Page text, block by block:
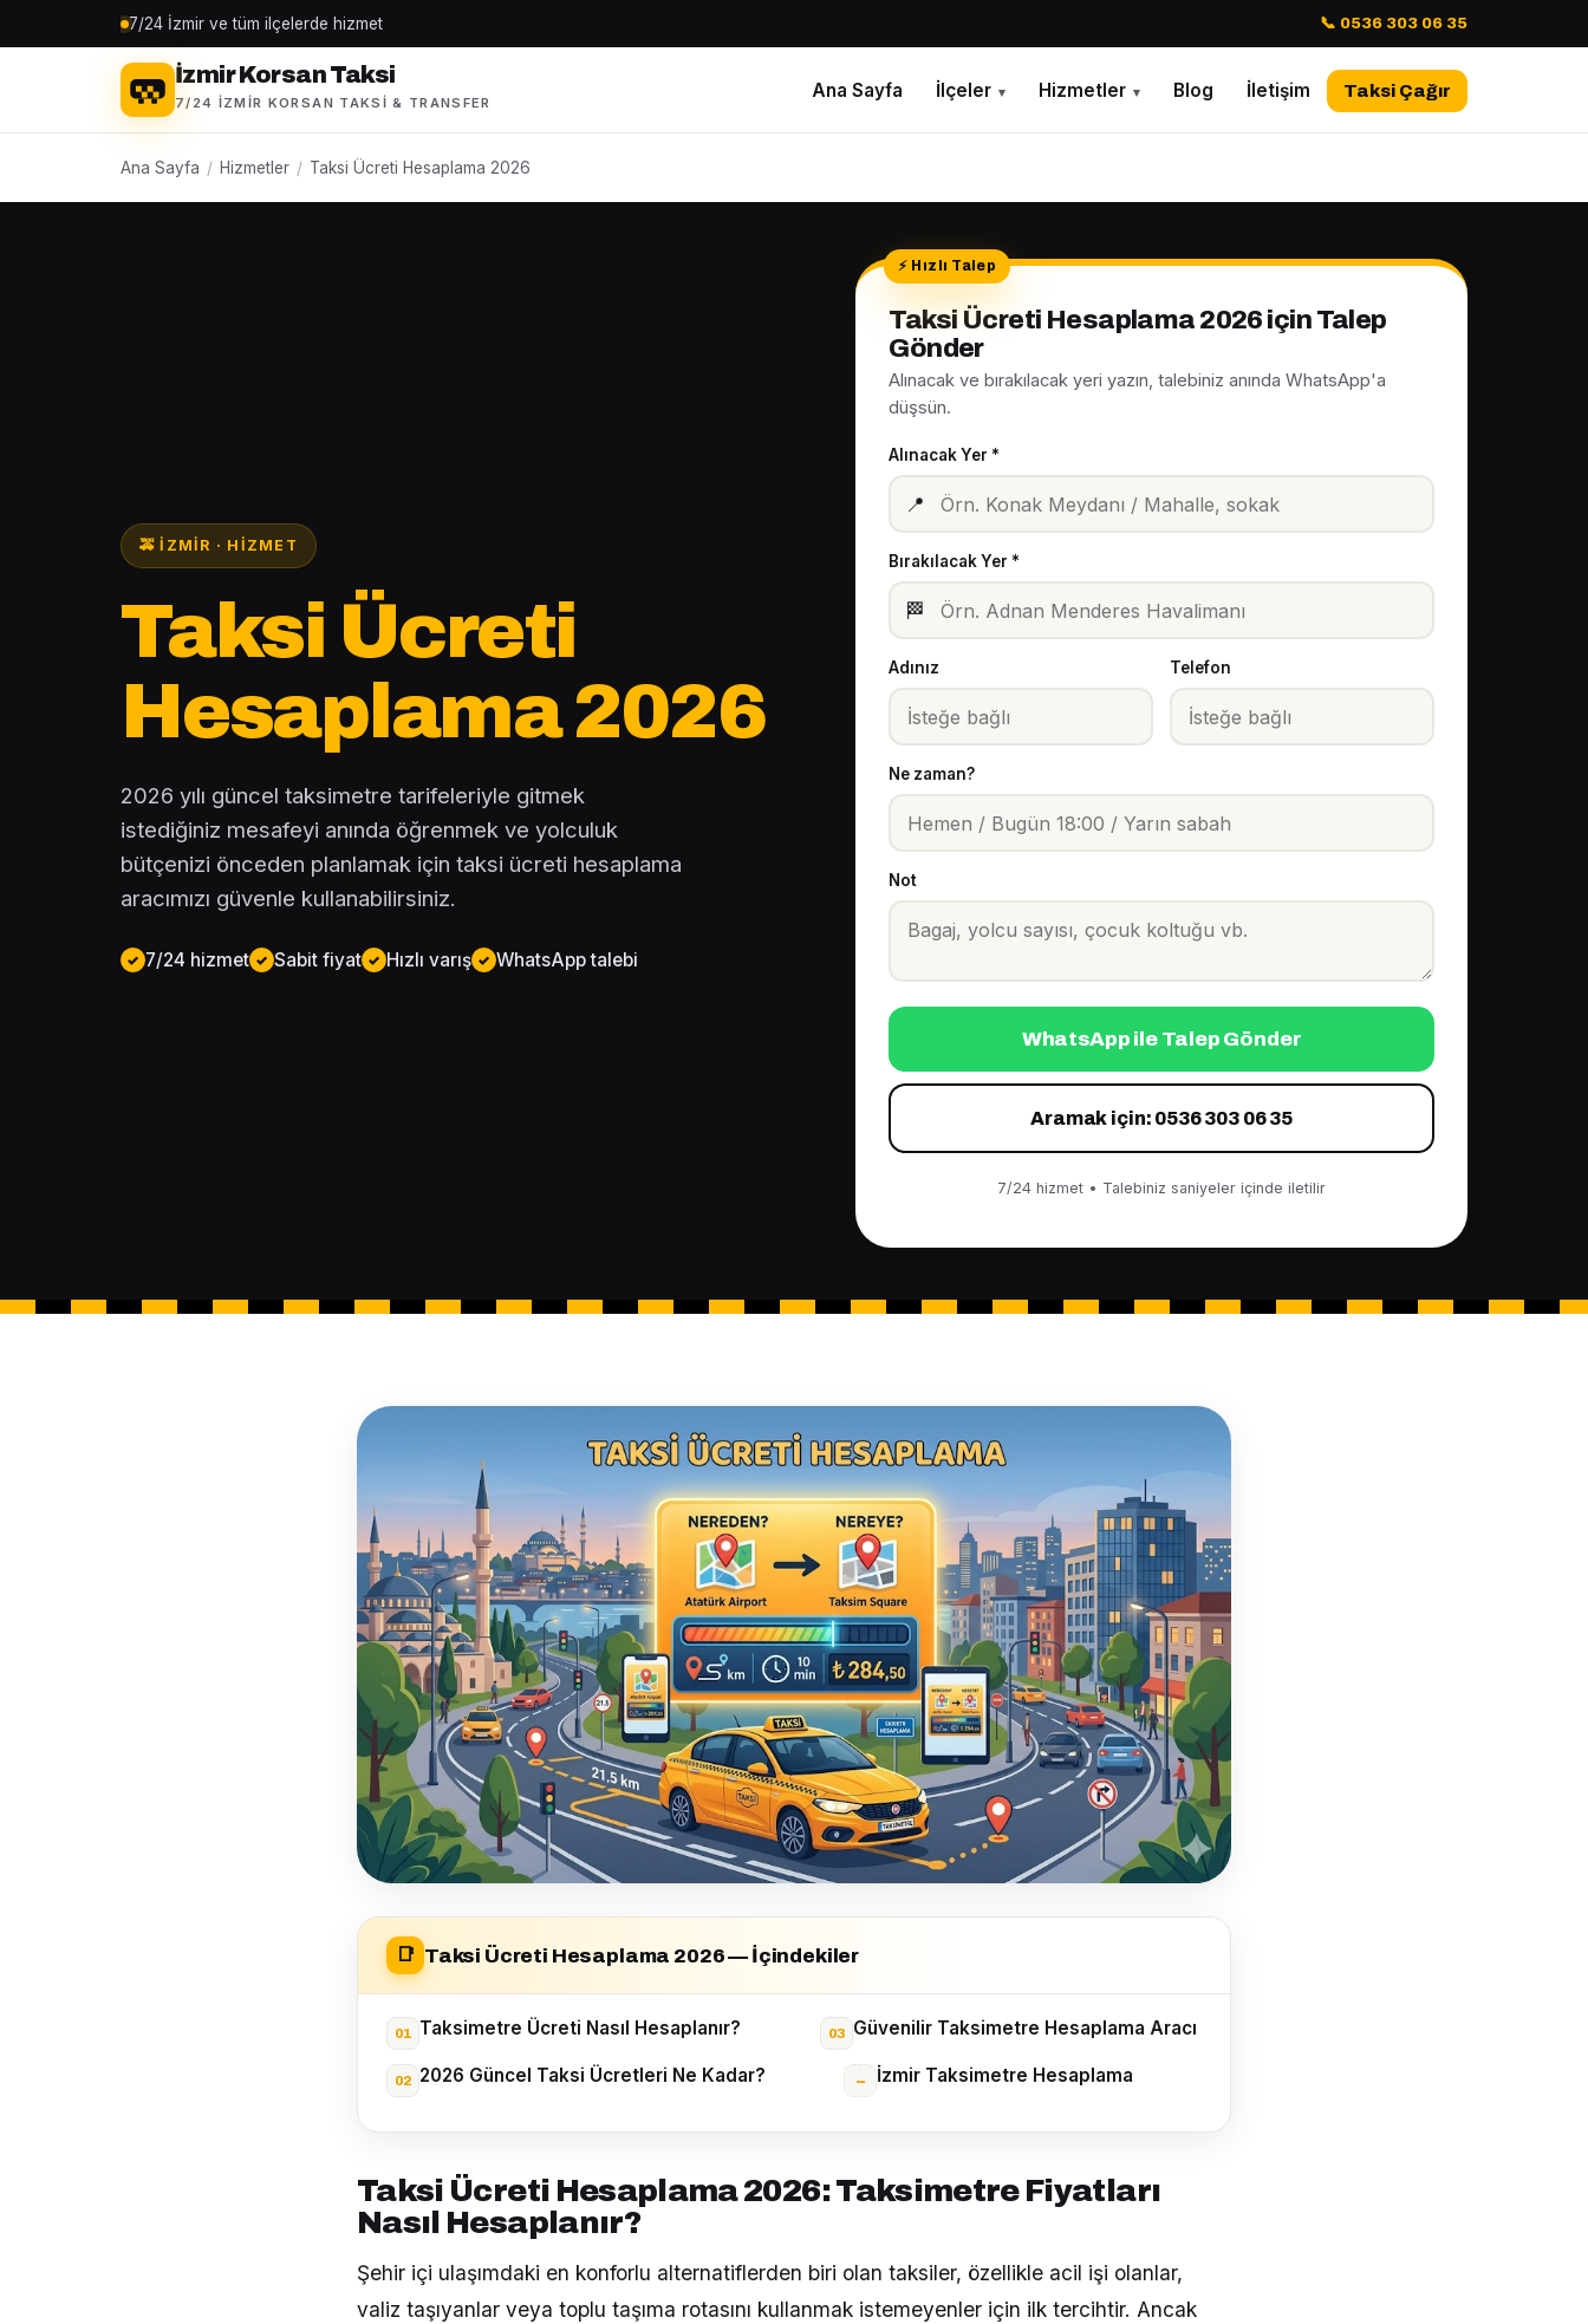
7/24 İzmir ve tüm ilçelerde hizmet 📞 0536 303 06 35
İzmir Korsan Taksi
7/24 İZMIR KORSAN TAKSI & TRANSFER
Ana Sayfa İlçeler ▾ Hizmetler ▾ Blog İletişim Taksi Çağır
Ana Sayfa / Hizmetler / Taksi Ücreti Hesaplama 2026
🚕 İZMIR · HIZMET
Taksi Ücreti
Hesaplama 2026
2026 yılı güncel taksimetre tarifeleriyle gitmek
istediğiniz mesafeyi anında öğrenmek ve yolculuk
bütçenizi önceden planlamak için taksi ücreti hesaplama
aracımızı güvenle kullanabilirsiniz.
7/24 hizmet Sabit fiyat Hızlı varış WhatsApp talebi
Taksi Ücreti Hesaplama 2026 için Talep
Gönder
Alınacak ve bırakılacak yeri yazın, talebiniz anında WhatsApp'a
düşsün.
Alınacak Yer *
📍
Bırakılacak Yer *
🏁
Adınız Telefon
Ne zaman?
Not
WhatsApp ile Talep Gönder
Aramak için: 0536 303 06 35
7/24 hizmet • Talebiniz saniyeler içinde iletilir
📑 Taksi Ücreti Hesaplama 2026 — İçindekiler
Taksimetre Ücreti Nasıl Hesaplanır?
2026 Güncel Taksi Ücretleri Ne Kadar?
Güvenilir Taksimetre Hesaplama Aracı
İzmir Taksimetre Hesaplama
Taksi Ücreti Hesaplama 2026: Taksimetre Fiyatları
Nasıl Hesaplanır?
Şehir içi ulaşımdaki en konforlu alternatiflerden biri olan taksiler, özellikle acil işi olanlar,
valiz taşıyanlar veya toplu taşıma rotasını kullanmak istemeyenler için ilk tercihtir. Ancak